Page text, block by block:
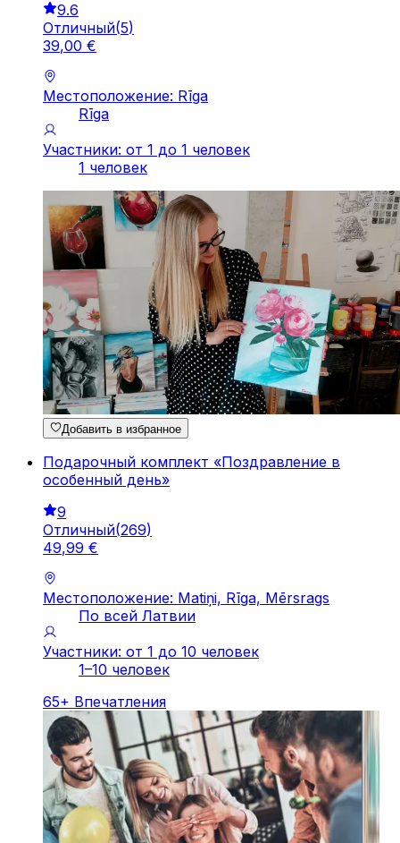
9.6
Отличный(5)
39,00 €
Местоположение: Rīga
Rīga
Участники: от 1 до 1 человек
1 человек
Добавить в избранное
Подарочный комплект «Поздравление в
особенный день»
9
Отличный(269)
49,99 €
Местоположение: Matiņi, Rīga, Mērsrags
По всей Латвии
Участники: от 1 до 10 человек
1–10 человек
65+ Впечатления